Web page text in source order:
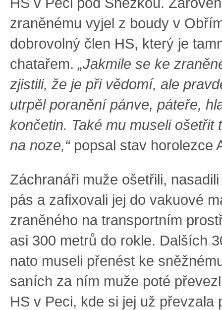
zraněnému vyjel z boudy v
dobrovolný člen HS, který je
chatařem. „Jakmile se ke
zjistili, že je při vědomí, ale
utrpěl poranění pánve, páteře,
končetin. Také mu museli ošetřit
na noze,“popsal stav horolezce
Záchranáři muže ošetřili,
pás a zafixovali jej do vakuové
zraněného na transportním
asi 300 metrů do rokle. Dalších
nato museli přenést ke
saních za ním muže poté
HS v Peci, kde si jej už převzala